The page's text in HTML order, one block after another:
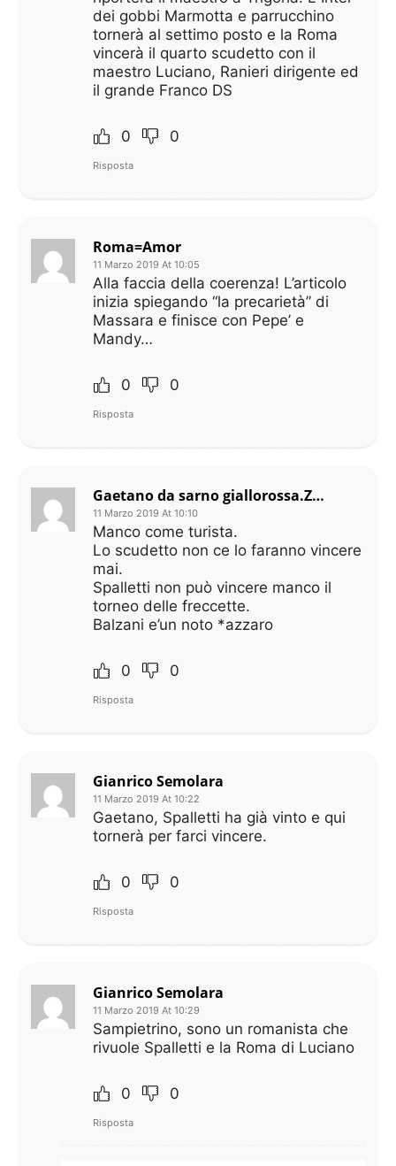
dei gobbi Marmotta e parrucchino
tornerà al settimo posto e la Roma
vincerà il quarto scudetto con il
maestro Luciano, Ranieri dirigente ed
il grande Franco DS
0 0
Risposta
Roma=Amor
11 Marzo 2019 At 10:05
Alla faccia della coerenza! L’articolo
inizia spiegando “la precarietà” di
Massara e finisce con Pepe’ e
Mandy…
0 0
Risposta
Gaetano da sarno giallorossa.ZANIOLO NON SI TOCCA
11 Marzo 2019 At 10:10
Manco come turista.
Lo scudetto non ce lo faranno vincere
mai.
Spalletti non può vincere manco il
torneo delle freccette.
Balzani e’un noto *azzaro
0 0
Risposta
Gianrico Semolara
11 Marzo 2019 At 10:22
Gaetano, Spalletti ha già vinto e qui
tornerà per farci vincere.
0 0
Risposta
Gianrico Semolara
11 Marzo 2019 At 10:29
Sampietrino, sono un romanista che
rivuole Spalletti e la Roma di Luciano
0 0
Risposta